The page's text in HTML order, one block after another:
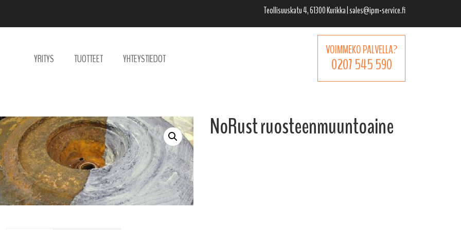
Teollisuuskatu 4, 61300 Kurikka | sales@ipm-service.fi
VOIMMEKO PALVELLA?
0207 545 590
YRITYS TUOTTEET YHTEYSTIEDOT
NoRust ruosteenmuuntoaine